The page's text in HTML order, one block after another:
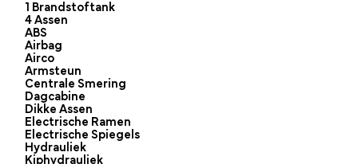
1 Brandstoftank
4 Assen
ABS
Airbag
Airco
Armsteun
Centrale Smering
Dagcabine
Dikke Assen
Electrische Ramen
Electrische Spiegels
Hydrauliek
Kiphydrauliek